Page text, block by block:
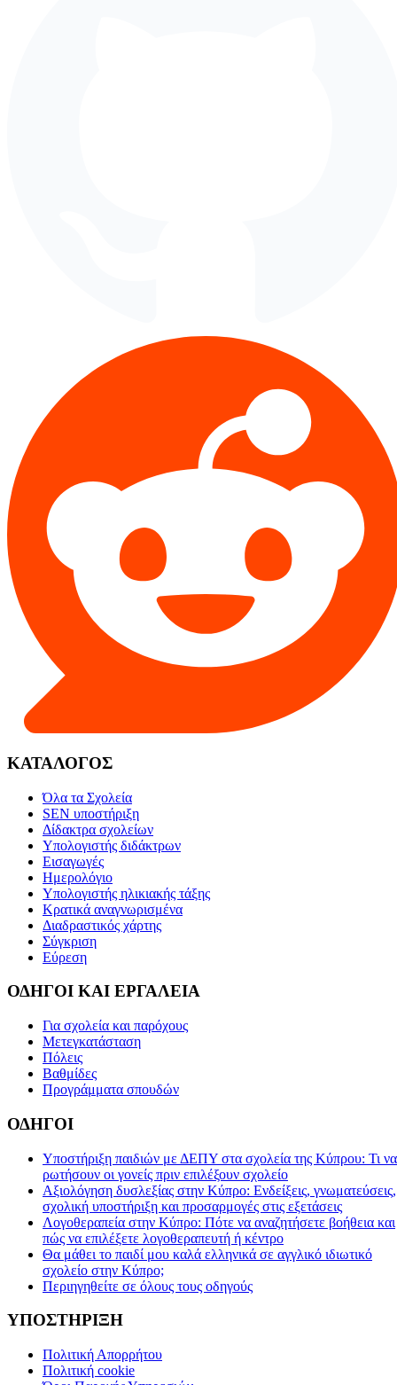
ΚΑΤΑΛΟΓΟΣ
Όλα τα Σχολεία
SEN υποστήριξη
Δίδακτρα σχολείων
Υπολογιστής διδάκτρων
Εισαγωγές
Ημερολόγιο
Υπολογιστής ηλικιακής τάξης
Κρατικά αναγνωρισμένα
Διαδραστικός χάρτης
Σύγκριση
Εύρεση
ΟΔΗΓΟΙ ΚΑΙ ΕΡΓΑΛΕΙΑ
Για σχολεία και παρόχους
Μετεγκατάσταση
Πόλεις
Βαθμίδες
Προγράμματα σπουδών
ΟΔΗΓΟΙ
Υποστήριξη παιδιών με ΔΕΠΥ στα σχολεία της Κύπρου: Τι να
ρωτήσουν οι γονείς πριν επιλέξουν σχολείο
Αξιολόγηση δυσλεξίας στην Κύπρο: Ενδείξεις, γνωματεύσεις,
σχολική υποστήριξη και προσαρμογές στις εξετάσεις
Λογοθεραπεία στην Κύπρο: Πότε να αναζητήσετε βοήθεια και
πώς να επιλέξετε λογοθεραπευτή ή κέντρο
Θα μάθει το παιδί μου καλά ελληνικά σε αγγλικό ιδιωτικό
σχολείο στην Κύπρο;
Περιηγηθείτε σε όλους τους οδηγούς
ΥΠΟΣΤΗΡΙΞΗ
Πολιτική Απορρήτου
Πολιτική cookie